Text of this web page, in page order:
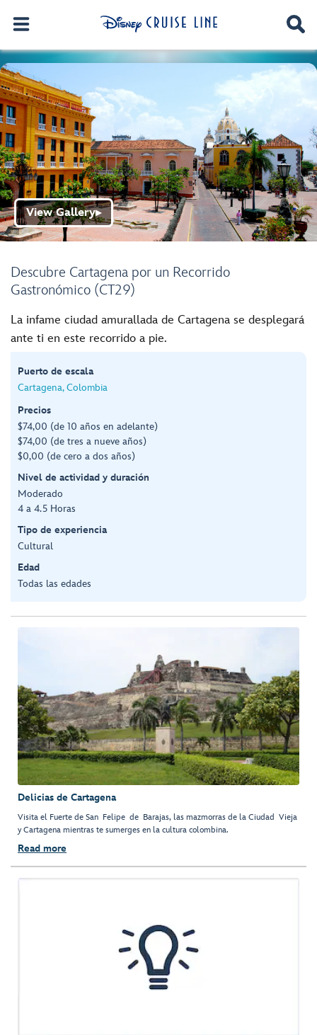
Descubre Cartagena por un Recorrido
Gastronómico (CT29)
View Gallery▶
La infame ciudad amurallada de Cartagena se desplegará
ante ti en este recorrido a pie.
Puerto de escala
Cartagena, Colombia
Precios
$74,00 (de 10 años en adelante)
$74,00 (de tres a nueve años)
$0,00 (de cero a dos años)
Nivel de actividad y duración
Moderado
4 a 4.5 Horas
Tipo de experiencia
Cultural
Edad
Todas las edades
Delicias de Cartagena
Visita el Fuerte de San Felipe de Barajas, las mazmorras de la Ciudad Vieja
y Cartagena mientras te sumerges en la cultura colombina.
Read more